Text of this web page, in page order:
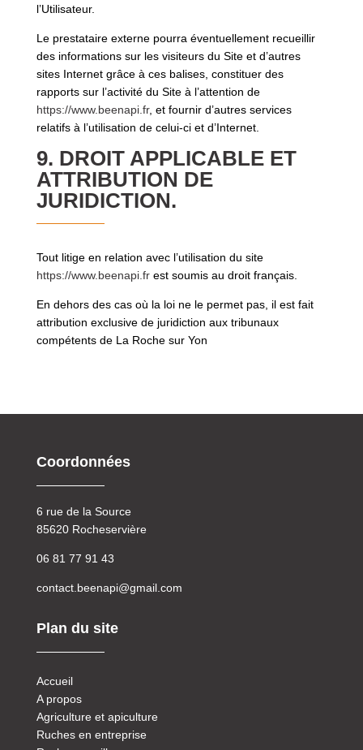
l’Utilisateur.
Le prestataire externe pourra éventuellement recueillir
des informations sur les visiteurs du Site et d’autres
sites Internet grâce à ces balises, constituer des
rapports sur l’activité du Site à l’attention de
https://www.beenapi.fr, et fournir d’autres services
relatifs à l’utilisation de celui-ci et d’Internet.
9. DROIT APPLICABLE ET
ATTRIBUTION DE
JURIDICTION.
Tout litige en relation avec l’utilisation du site
https://www.beenapi.frest soumis au droit français.
En dehors des cas où la loi ne le permet pas, il est fait
attribution exclusive de juridiction aux tribunaux
compétents de La Roche sur Yon
Coordonnées
6 rue de la Source
​85620 Rocheservière
06 81 77 91 43
contact.beenapi@gmail.com
Plan du site
Accueil
A propos
Agriculture et apiculture
Ruches en entreprise